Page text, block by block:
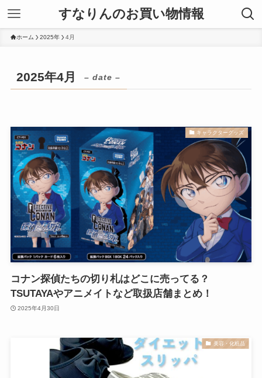
すなりんのお買い物情報
ホーム 2025年 4月
2025年4月 – date –
キャラクターグッズ
コナン探偵たちの切り札はどこに売ってる？
TSUTAYAやアニメイトなど取扱店舗まとめ！
2025年4月30日
美容・化粧品